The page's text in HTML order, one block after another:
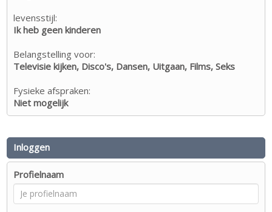
levensstijl:
Ik heb geen kinderen
Belangstelling voor:
Televisie kijken, Disco's, Dansen, Uitgaan, Films, Seks
Fysieke afspraken:
Niet mogelijk
Inloggen
Profielnaam